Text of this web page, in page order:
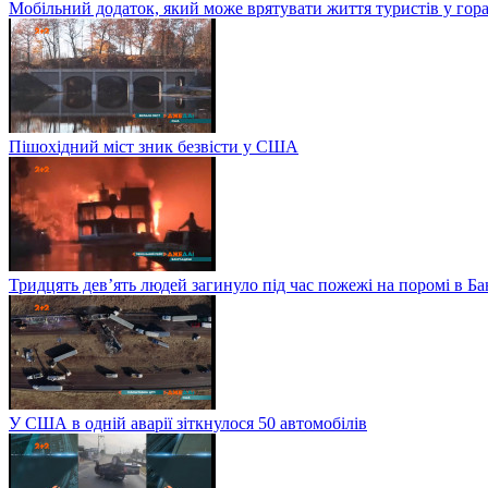
Мобільний додаток, який може врятувати життя туристів у
Пішохідний міст зник безвісти у США
Тридцять дев’ять людей загинуло під час пожежі на поромі в
У США в одній аварії зіткнулося 50 автомобілів